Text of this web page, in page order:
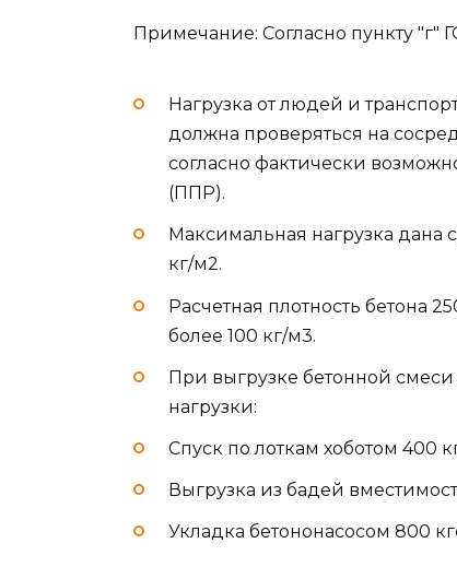
Примечание: Согласно пункту "г"
Нагрузка от людей и
должна проверяться на
согласно фактически
(ППР).
Максимальная нагрузка дана
кг/м2.
Расчетная плотность бетона
более 100 кг/м3.
При выгрузке бетонной
нагрузки:
Спуск по лоткам хоботом 400
Выгрузка из бадей
Укладка бетононасосом 800